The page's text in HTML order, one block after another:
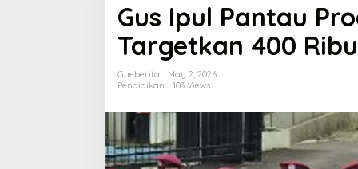
s
I
p
u
n
a
u
Gus Ipul Pantau
Targetkan 400
Gueberita
May 2, 2026
Pendidikan
103 Views